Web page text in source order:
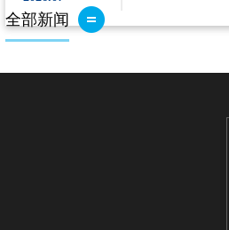
全部新闻